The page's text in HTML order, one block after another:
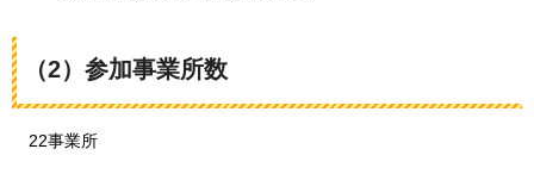
（2）参加事業所数
22事業所